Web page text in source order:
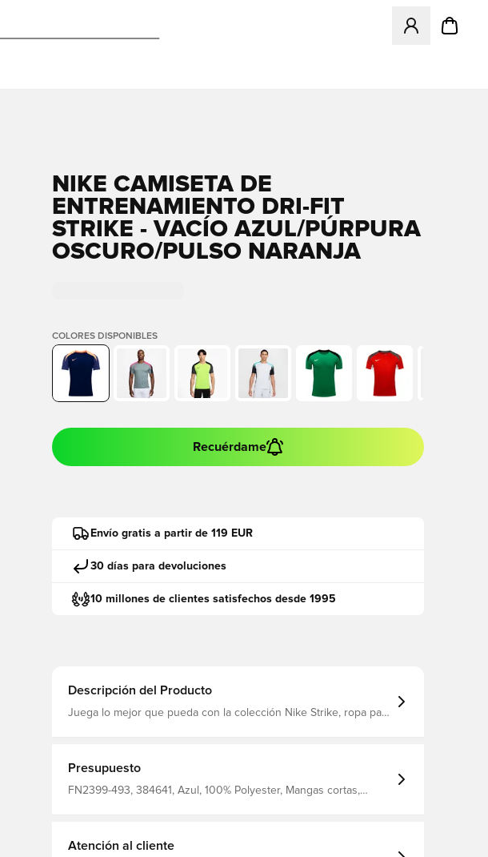
Abre un modal
NIKE CAMISETA DE
ENTRENAMIENTO DRI-FIT
STRIKE - VACÍO AZUL/PÚRPURA
OSCURO/PULSO NARANJA
COLORES DISPONIBLES
Recuérdame
Envío gratis a partir de 119 EUR
30 días para devoluciones
10 millones de clientes satisfechos desde 1995
Descripción del Producto
Juega lo mejor que pueda con la colección Nike Strike, ropa para
Presupuesto
FN2399-493, 384641, Azul, 100% Polyester, Mangas cortas,
Atención al cliente